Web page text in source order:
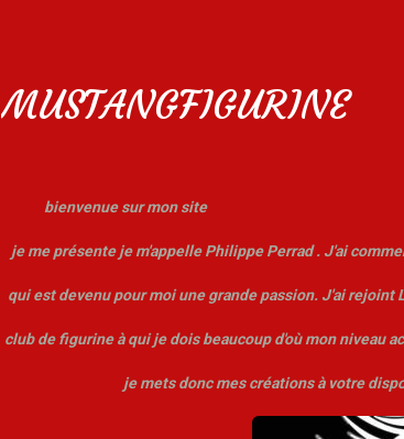
MUSTANGFIGURINE
bienvenue sur mon site
je me présente je m'appelle Philippe Perrad . J'ai
qui est devenu pour moi une grande passion. J'ai rejoint
club de figurine à qui je dois beaucoup d'où mon
je mets donc mes créations à votre